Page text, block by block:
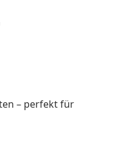
– perfekt für